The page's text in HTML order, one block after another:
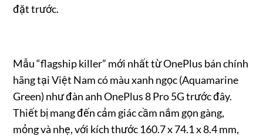
đặt trước.
Mẫu “flagship killer” mới nhất từ OnePlus bán chính
hãng tại Việt Nam có màu xanh ngọc (Aquamarine
Green) như đàn anh OnePlus 8 Pro 5G trước đây.
Thiết bị mang đến cảm giác cầm nắm gọn gàng,
mỏng và nhẹ, với kích thước 160.7 x 74.1 x 8.4 mm,